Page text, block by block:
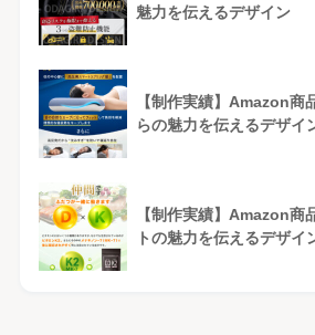
魅力を伝えるデザイン
【制作実績】Amazon商
らの魅力を伝えるデザイ
【制作実績】Amazon商
トの魅力を伝えるデザイ